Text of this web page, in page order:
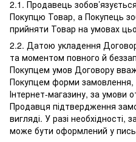
2.1. Продавець
Покупцю Товар, а Покупець
прийняти Товар на умовах
2.2. Датою укладення
та моментом повного й
Покупцем умов Договору
Покупцем форми замовлення,
Інтернет-магазину, за умови
Продавця підтвердження
вигляді. У разі
може бути оформлений у